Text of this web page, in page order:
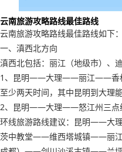
云南旅游攻略路线最佳路线
云南旅游攻略路线最佳路线如下：
一、滇西北方向
滇西北包括：丽江（地级市）、
1、昆明——大理——丽江——香格
至少两天时间，其中昆明到大理
2、昆明——大理——怒江州三点
环线旅游路线建议：昆明——
茨中教堂——维西塔城镇——丽